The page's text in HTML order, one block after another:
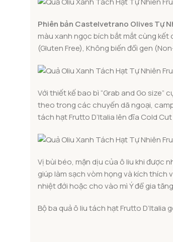
Phiên bản Castelvetrano Olives Tự
màu xanh ngọc bích bắt mắt cùng kết
(Gluten Free), Không biến đổi gen
Với thiết kế bao bì “Grab and Go
theo trong các chuyến dã ngoại,
tách hạt Frutto D’Italia lên đĩa Cold
Vị bùi béo, mặn dịu của ô liu khi được
giúp làm sạch vòm họng và kích
nhiệt đới hoặc cho vào mì Ý để gia
Bộ ba quả ô liu tách hạt Frutto